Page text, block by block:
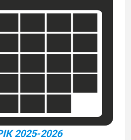
2025-2026